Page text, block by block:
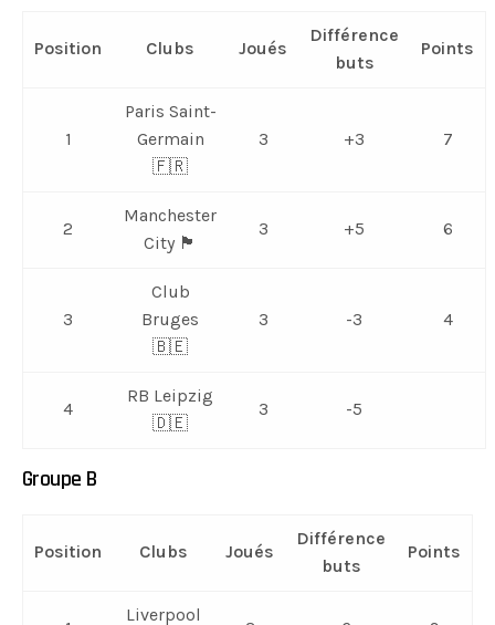
Position Clubs Joués
Différence
buts
Points
1
Paris Saint-
Germain
🇫🇷
3 +3 7
2
Manchester
City 🏴󠁧󠁢󠁥󠁮󠁧󠁿
3 +5 6
3
Club
Bruges
🇧🇪
3 -3 4
4
RB Leipzig
🇩🇪
3 -5
Groupe B
Position Clubs Joués
Différence
buts
Points
Liverpool